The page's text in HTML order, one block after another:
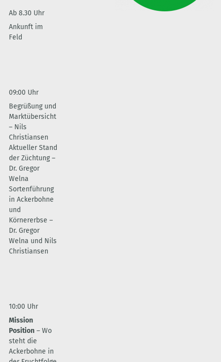
Ab 8.30 Uhr
Ankunft im
Feld
09:00 Uhr
Begrüßung und
Marktübersicht
– Nils
Christiansen
Aktueller Stand
der Züchtung –
Dr. Gregor
Welna
Sortenführung
in Ackerbohne
und
Körnererbse –
Dr. Gregor
Welna und Nils
Christiansen
10:00 Uhr
Mission
Position– Wo
steht die
Ackerbohne in